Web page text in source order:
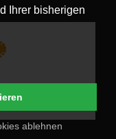
Ihrer bisherigen
ablehnen